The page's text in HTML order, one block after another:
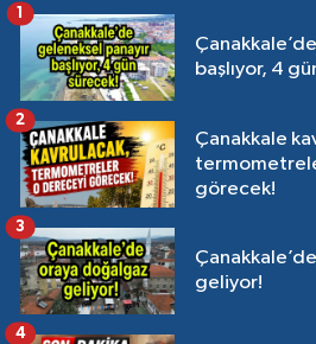
başlıyor, 4
1
Çanakkale
görecek!
2
geliyor!
3
4